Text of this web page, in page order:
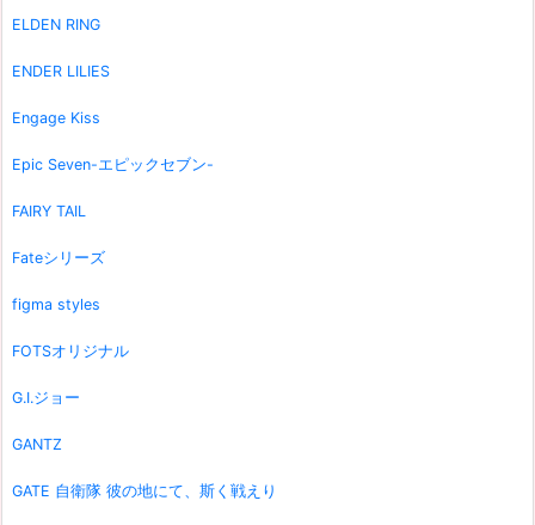
ELDEN RING
ENDER LILIES
Engage Kiss
Epic Seven-エピックセブン-
FAIRY TAIL
Fateシリーズ
figma styles
FOTSオリジナル
G.I.ジョー
GANTZ
GATE 自衛隊 彼の地にて、斯く戦えり